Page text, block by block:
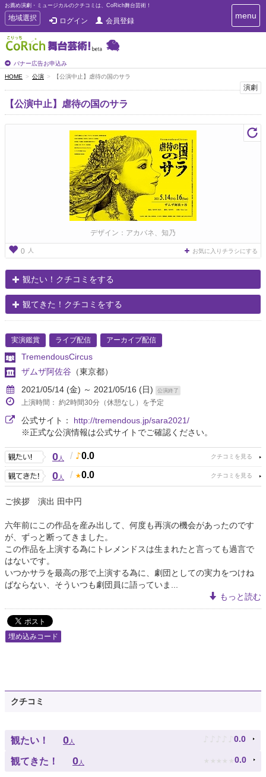
お薦め演劇・ミュージカルのクチコミは、CoRich舞台芸術！
T
o
g
g
e
n
a
v
地域選択 ログイン 会員登録
バナー広告お申込み
T
o
i
menu
HOME 公演 【公演中止】虐待の国のサラ
演劇
【公演中止】虐待の国のサラ
デザイン：アカバネ、知乃
0 人 お気に入りチラシにする
観たい！クチコミをする
観てきた！クチコミをする
実演鑑賞 ライブ配信 アーカイブ配信
TremendousCircus
ザムザ阿佐谷 （東京都）
2021/05/14 (金) ～ 2021/05/16 (日)
公演終了
上演時間： 約2時間30分（休憩なし）を予定
公式サイト： http://tremendous.jp/sara2021/
※正式な公演情報は公式サイトでご確認ください。
0人 / 0.0
0人 / 0.0
ご挨拶 演出 田中円
六年前にこの作品を産み出して、何度も再演の機会があったのです
が、ずっと断ってきました。
この作品を上演する為にトレメンドスは生まれたと言っても過言で
はないです。
いつかサラを最高の形で上演する為に、劇団としての実力をつけね
ばならない、そういつも劇団員に語っていま...
もっと読む
埋め込みコード
クチコミ
観たい！ 0人 ♪ ♪ ♪ ♪ ♪ 0.0
観てきた！ 0人 ★ ★ ★ ★ ★ 0.0